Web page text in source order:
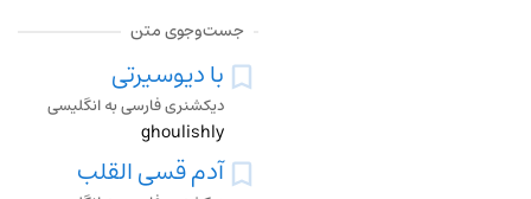
جست‌وجوی متن
با دیوسیرتی
دیکشنری فارسی به انگلیسی
ghoulishly
آدم قسی القلب